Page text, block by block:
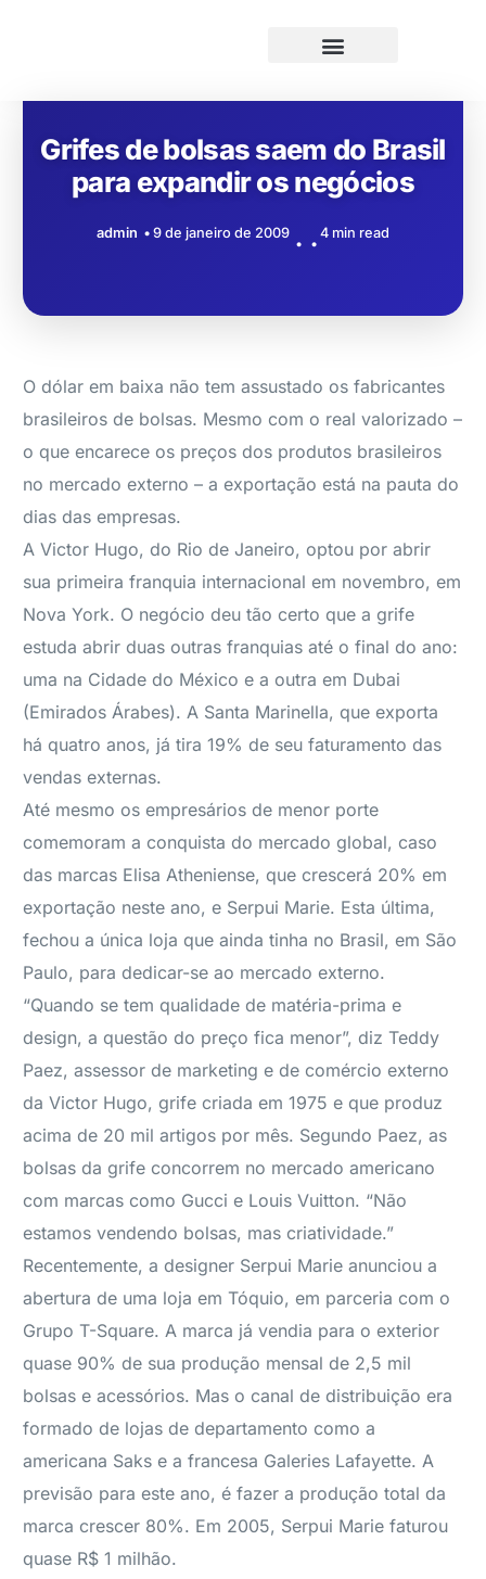
Grifes de bolsas saem do Brasil
para expandir os negócios
admin 9 de janeiro de 2009 4 min read
O dólar em baixa não tem assustado os fabricantes
brasileiros de bolsas. Mesmo com o real valorizado –
o que encarece os preços dos produtos brasileiros
no mercado externo – a exportação está na pauta do
dias das empresas.
A Victor Hugo, do Rio de Janeiro, optou por abrir
sua primeira franquia internacional em novembro, em
Nova York. O negócio deu tão certo que a grife
estuda abrir duas outras franquias até o final do ano:
uma na Cidade do México e a outra em Dubai
(Emirados Árabes). A Santa Marinella, que exporta
há quatro anos, já tira 19% de seu faturamento das
vendas externas.
Até mesmo os empresários de menor porte
comemoram a conquista do mercado global, caso
das marcas Elisa Atheniense, que crescerá 20% em
exportação neste ano, e Serpui Marie. Esta última,
fechou a única loja que ainda tinha no Brasil, em São
Paulo, para dedicar-se ao mercado externo.
“Quando se tem qualidade de matéria-prima e
design, a questão do preço fica menor”, diz Teddy
Paez, assessor de marketing e de comércio externo
da Victor Hugo, grife criada em 1975 e que produz
acima de 20 mil artigos por mês. Segundo Paez, as
bolsas da grife concorrem no mercado americano
com marcas como Gucci e Louis Vuitton. “Não
estamos vendendo bolsas, mas criatividade.”
Recentemente, a designer Serpui Marie anunciou a
abertura de uma loja em Tóquio, em parceria com o
Grupo T-Square. A marca já vendia para o exterior
quase 90% de sua produção mensal de 2,5 mil
bolsas e acessórios. Mas o canal de distribuição era
formado de lojas de departamento como a
americana Saks e a francesa Galeries Lafayette. A
previsão para este ano, é fazer a produção total da
marca crescer 80%. Em 2005, Serpui Marie faturou
quase R$ 1 milhão.